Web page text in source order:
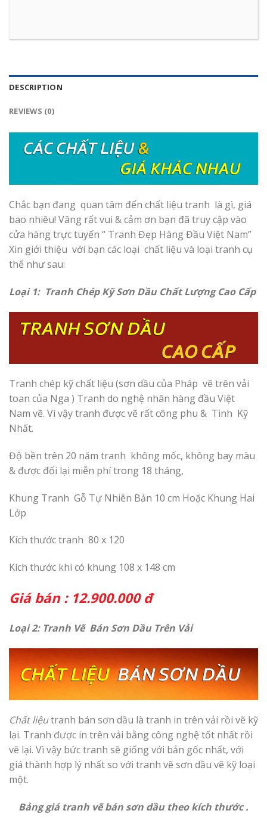
DESCRIPTION
REVIEWS (0)
Chắc bạn đang quan tâm đến chất liệu tranh là gì, giá
bao nhiêu! Vâng rất vui & cảm ơn bạn đã truy cập vào
cửa hàng trực tuyến “ Tranh Đẹp Hàng Đầu Việt Nam”
Xin giới thiệu với bạn các loại chất liệu và loại tranh cụ
thể như sau:
Loại 1: Tranh Chép Kỹ Sơn Dầu Chất Lượng Cao Cấp
Tranh chép kỹ chất liệu (sơn dầu của Pháp vẽ trên vải
toan của Nga ) Tranh do nghệ nhân hàng đầu Việt
Nam vẽ. Vì vậy tranh được vẽ rất công phu & Tinh Kỹ
Nhất.
Độ bền trên 20 năm tranh không mốc, không bay màu
& được đổi lại miễn phí trong 18 tháng,
Khung Tranh Gỗ Tự Nhiên Bản 10 cm Hoặc Khung Hai
Lớp
Kích thước tranh 80 x 120
Kích thước khi có khung 108 x 148 cm
Giá bán : 12.900.000 đ
Loại 2: Tranh Vẽ Bán Sơn Dầu Trên Vải
Chất liệutranh bán sơn dầu là tranh in trên vải rồi vẽ kỹ
lại. Tranh được in trên vải bằng công nghệ tốt nhất rồi
vẽ lại. Vì vậy bức tranh sẽ giống với bản gốc nhất, với
giá thành hợp lý nhất so với tranh vẽ sơn dầu vẽ kỹ loại
một.
Bảng giá tranh vẽ bán sơn dầu theo kích thước .